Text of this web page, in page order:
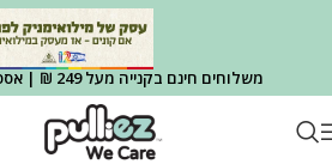
משלוחים חינם בקנייה מעל 249 ₪ | אספקה תוך 7 ימי עסקים